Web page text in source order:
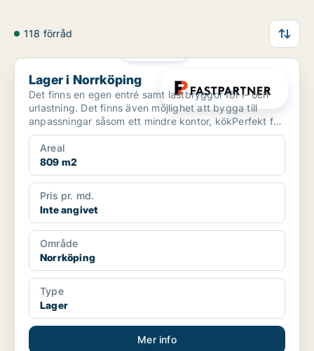
118 förråd
Lager i Norrköping
Lager i Norrköping
Det finns en egen entré samt lastbryggor för i- och
urlastning. Det finns även möjlighet att bygga till
anpassningar såsom ett mindre kontor, kökPerfekt för
...
Areal
809 m2
Pris pr. md.
Inte angivet
Område
Norrköping
Type
Lager
Mer info